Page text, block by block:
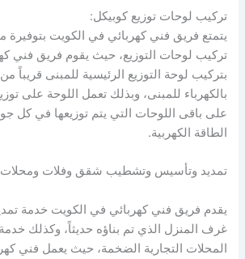
تركيب لوحات توزيع كوبيكل:
يتمتع فريق فني كهربائي في الكويت
تركيب لوحات التوزيع، حيث يقوم فريق فني
بتركيب لوحة التوزيع الرئيسية للمبنى قريباً
بالكهرباء للمبنى، وبذلك تعمل اللوحة على
على باقى اللوحات التي يتم توزيعها في كل
الطاقة الكهربية.
تمديد وتأسيس وتشطيب شقق وفلات
يقدم فريق فني كهربائي في الكويت خدمة
غرف المنزل الذي تم بناؤه حديثاً، وكذلك
المحلات التجارية الضخمة، حيث يعمل فني